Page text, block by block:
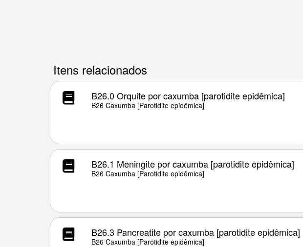
Itens relacionados
B26.0 Orquite por caxumba [parotidite epidêmica]
B26 Caxumba [Parotidite epidêmica]
B26.1 Meningite por caxumba [parotidite epidêmica]
B26 Caxumba [Parotidite epidêmica]
B26.3 Pancreatite por caxumba [parotidite epidêmica]
B26 Caxumba [Parotidite epidêmica]